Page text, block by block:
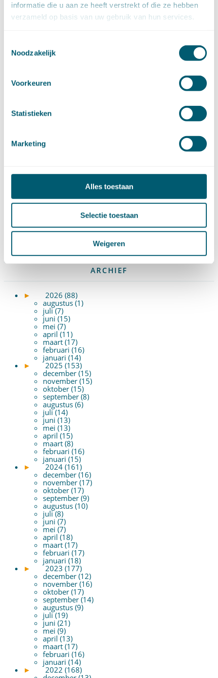
informatie die u aan ze heeft verstrekt of die ze hebben
verzameld op basis van uw gebruik van hun services.
Noodzakelijk
Voorkeuren
Statistieken
Marketing
Alles toestaan
Selectie toestaan
Weigeren
Erfrecht(47)
Europees recht(91)
Financieel recht
Huurrecht
Intellectuele-eigendomsrecht
Internationaal privaatrecht
Mededingingsrecht
Omgevingsrecht
Overheidsrecht
Pensioenrecht
Prejudiciële vragen Hoge Raad(153)
Proces- en beslagrecht(906)
Verbintenissenrecht(323)
Vermogensrecht algemeen
(94)
(28)
Verzekeringsrecht(85)
Wetgeving cassatierechtspraak(14)
Wvggz – Wzd (Wet Bopz oud)(139)
ARCHIEF
►
2026 (88)
augustus (1)
juli (7)
juni (15)
mei (7)
april (11)
maart (17)
februari (16)
januari (14)
►
2025 (153)
december (15)
november (15)
oktober (15)
september (8)
augustus (6)
juli (14)
juni (13)
mei (13)
april (15)
maart (8)
februari (16)
januari (15)
►
2024 (161)
december (16)
november (17)
oktober (17)
september (9)
augustus (10)
juli (8)
juni (7)
mei (7)
april (18)
maart (17)
februari (17)
januari (18)
►
2023 (177)
december (12)
november (16)
oktober (17)
september (14)
augustus (9)
juli (19)
juni (21)
mei (9)
april (13)
maart (17)
februari (16)
januari (14)
►
2022 (168)